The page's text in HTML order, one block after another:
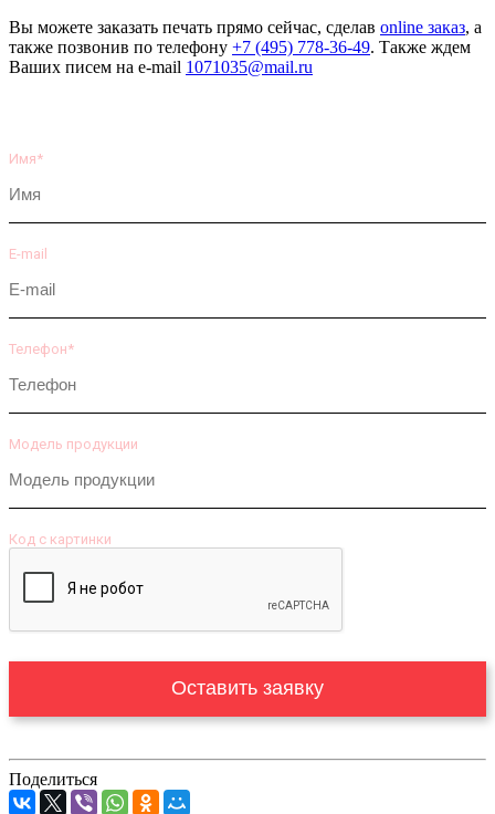
Вы можете заказать печать прямо сейчас, сделав online заказ, а
также позвонив по телефону +7 (495) 778-36-49. Также ждем
Ваших писем на e-mail 1071035@mail.ru
Имя*
E-mail
Телефон*
Модель продукции
Код с картинки
Оставить заявку
Поделиться